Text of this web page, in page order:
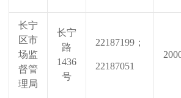
长宁
区市
场监
督管
理局
长宁
路
1436
号
22187199；
22187051